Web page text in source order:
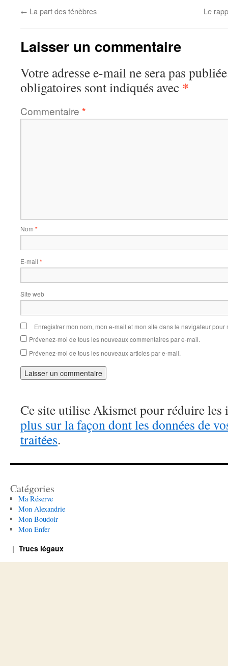
← La part des ténèbres Le
Laisser un commentaire
Votre adresse e-mail ne sera pas
obligatoires sont indiqués avec *
Commentaire *
Nom *
E-mail *
Site web
Enregistrer mon nom, mon e-mail et mon site dans le navigateur
Prévenez-moi de tous les nouveaux commentaires par e-mail.
Prévenez-moi de tous les nouveaux articles par e-mail.
Ce site utilise Akismet pour réduire les
plus sur la façon dont les données de
traitées.
Catégories
Ma Réserve
Mon Alexandrie
Mon Boudoir
Mon Enfer
Trucs légaux